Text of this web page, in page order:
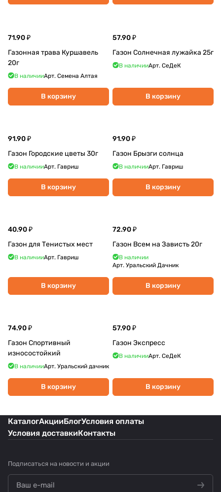
71.90 ₽
Газонная трава Куршавель
20г
В наличииАрт. Семена Алтая
В корзину
57.90 ₽
Газон Солнечная лужайка 25г
В наличииАрт. СеДеК
В корзину
91.90 ₽
Газон Городские цветы 30г
В наличииАрт. Гавриш
В корзину
91.90 ₽
Газон Брызги солнца
В наличииАрт. Гавриш
В корзину
40.90 ₽
Газон для Тенистых мест
В наличииАрт. Гавриш
В корзину
72.90 ₽
Газон Всем на Зависть 20г
В наличии
Арт. Уральский Дачник
В корзину
74.90 ₽
Газон Спортивный
износостойкий
В наличииАрт. Уральский дачник
В корзину
57.90 ₽
Газон Экспресс
В наличииАрт. СеДеК
В корзину
КаталогАкцииБлогУсловия оплаты
Условия доставкиКонтакты
Подписаться на новости и акции